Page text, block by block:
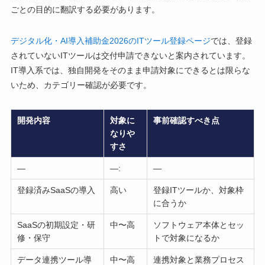
ごとの目的に翻訳する必要があります。
デジタル化・AI導入補助金2026のITツール登録ページでは、登録
されていないITツールは交付申請できないと案内されています。
IT導入系では、独自開発をそのまま申請対象にできるとは限らな
いため、カテゴリー確認が必要です。
開発内容
対象に
なりや
すさ
事前確認すべき点
— —: —
登録済みSaaSの導入 高い
登録ITツールか、対象枠
に合うか
SaaSの初期設定・研
修・保守
中〜高
ソフトウェア本体とセッ
トで対象になるか
データ連携ツール導
中〜高
連携対象と業務プロセス